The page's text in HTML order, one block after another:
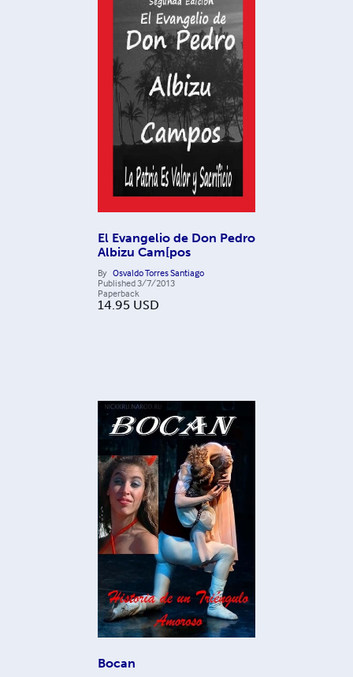
El Evangelio de Don Pedro
Albizu Cam[pos
By Osvaldo Torres Santiago
Published3/7/2013
Paperback
14.95 USD
Bocan